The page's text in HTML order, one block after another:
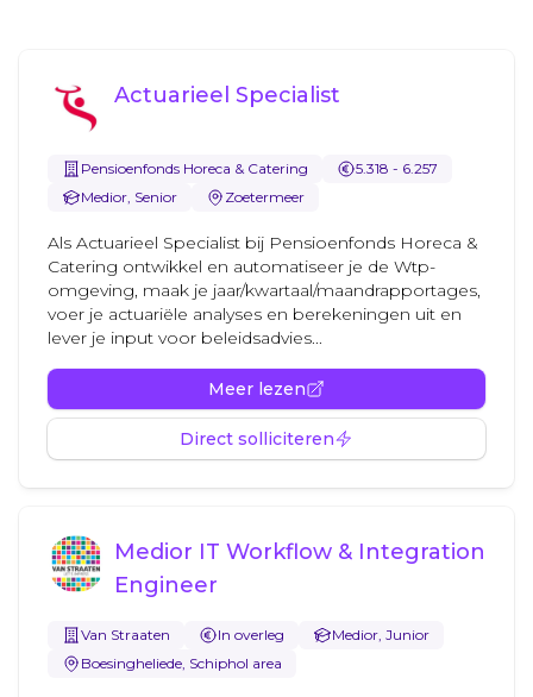
Actuarieel Specialist
Pensioenfonds Horeca & Catering
5.318 - 6.257
Medior, Senior
Zoetermeer
Als Actuarieel Specialist bij Pensioenfonds Horeca &
Catering ontwikkel en automatiseer je de Wtp-
omgeving, maak je jaar/kwartaal/maandrapportages,
voer je actuariële analyses en berekeningen uit en
lever je input voor beleidsadvies...
Meer lezen
Direct solliciteren
Medior IT Workflow & Integration
Engineer
Van Straaten In overleg
Medior, Junior
Boesingheliede, Schiphol area